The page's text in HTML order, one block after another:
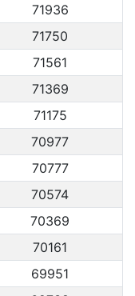
71936
71750
71561
71369
71175
70977
70777
70574
70369
70161
69951